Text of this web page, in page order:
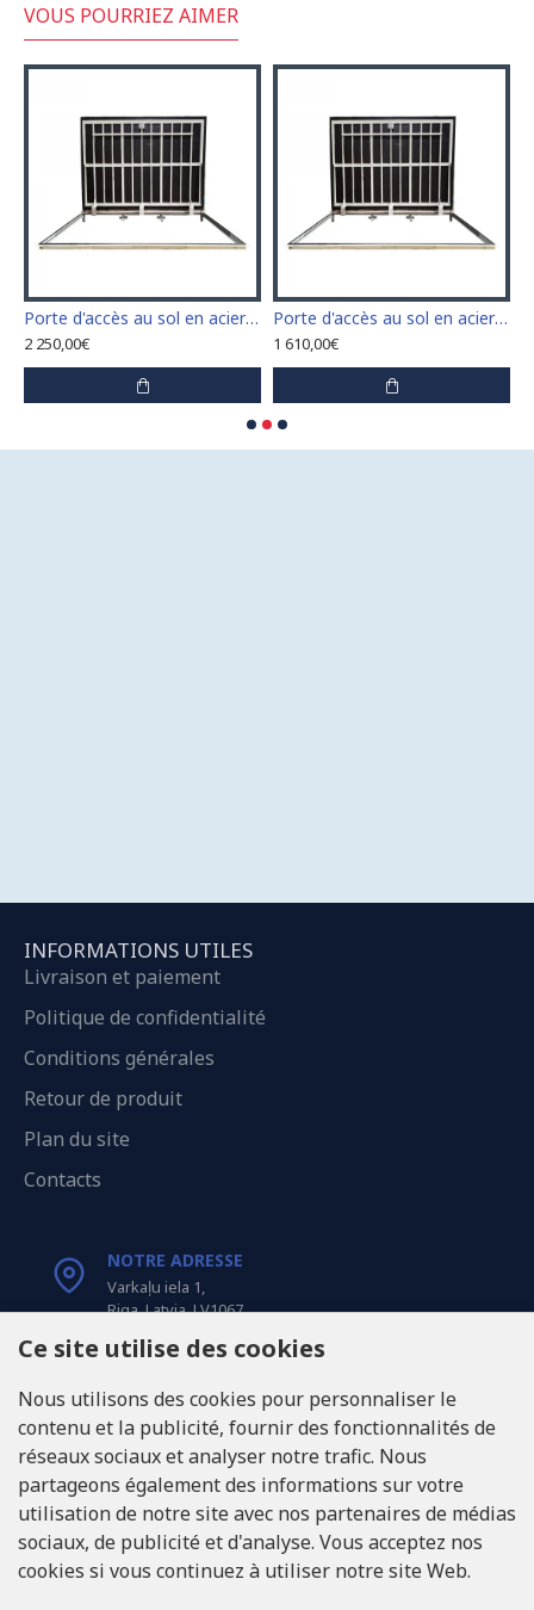
VOUS POURRIEZ AIMER
Porte d'accès au sol en acier inoxydable 120 cm x 120 cm pour intérieur et extérieur
2 250,00€
Porte d'accès au sol en acier inoxydable 60 cm x 100 cm pour intérieur et extérieur
1 610,00€
INFORMATIONS UTILES
Livraison et paiement
Politique de confidentialité
Conditions générales
Retour de produit
Plan du site
Contacts
NOTRE ADRESSE
Varkaļu iela 1,
Riga, Latvia, LV1067
Tel: +371 20371100
INFO@LUKONS.COM
COORDONNÉES DE L'ENTREPRISE
RITONE Sarl
Ce site utilise des cookies
Nous utilisons des cookies pour personnaliser le
contenu et la publicité, fournir des fonctionnalités de
réseaux sociaux et analyser notre trafic. Nous
partageons également des informations sur votre
utilisation de notre site avec nos partenaires de médias
sociaux, de publicité et d'analyse. Vous acceptez nos
cookies si vous continuez à utiliser notre site Web.